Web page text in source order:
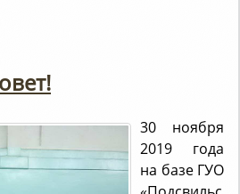
30 ноября
2019 года
на базе ГУО